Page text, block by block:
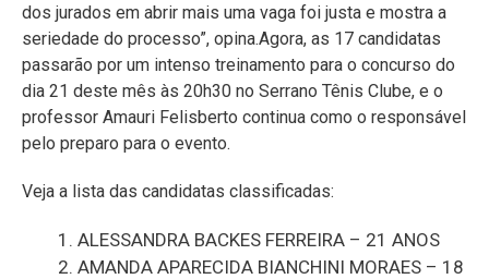
dos jurados em abrir mais uma vaga foi justa e mostra a
seriedade do processo”, opina.Agora, as 17 candidatas
passarão por um intenso treinamento para o concurso do
dia 21 deste mês às 20h30 no Serrano Tênis Clube, e o
professor Amauri Felisberto continua como o responsável
pelo preparo para o evento.
Veja a lista das candidatas classificadas:
ALESSANDRA BACKES FERREIRA – 21 ANOS
AMANDA APARECIDA BIANCHINI MORAES – 18